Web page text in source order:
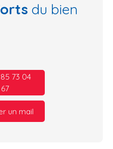
du bien
73 04
67
un mail